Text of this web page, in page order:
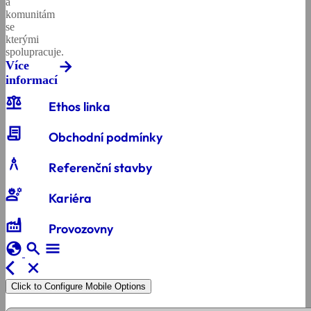
komunitám
se
kterými
spolupracuje.
Více
informací
balance Ethos linka
contract Obchodní podmínky
architecture Referenční stavby
engineering Kariéra
factory Provozovny
globe search menu
arrow_back_ios
close
Click to Configure Mobile Options